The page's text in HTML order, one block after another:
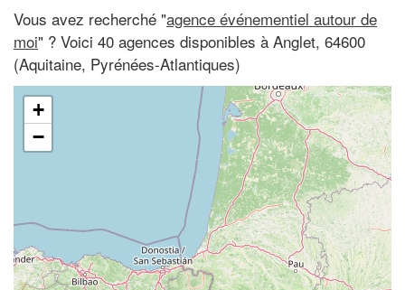
Vous avez recherché "agence événementiel autour de
moi" ? Voici 40 agences disponibles à Anglet, 64600
(Aquitaine, Pyrénées-Atlantiques)
+
−